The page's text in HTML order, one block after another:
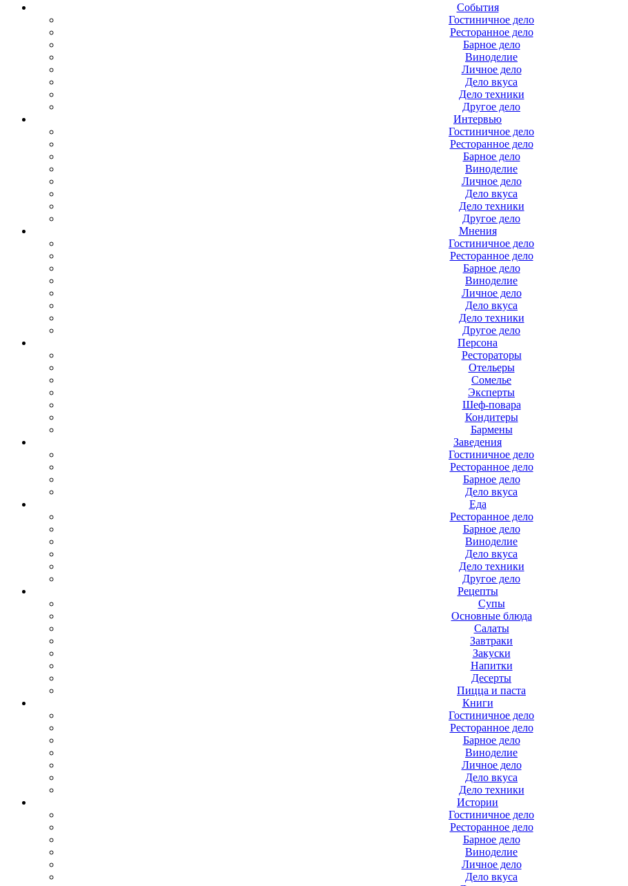
События
Гостиничное дело
Ресторанное дело
Барное дело
Виноделие
Личное дело
Дело вкуса
Дело техники
Другое дело
Интервью
Гостиничное дело
Ресторанное дело
Барное дело
Виноделие
Личное дело
Дело вкуса
Дело техники
Другое дело
Мнения
Гостиничное дело
Ресторанное дело
Барное дело
Виноделие
Личное дело
Дело вкуса
Дело техники
Другое дело
Персона
Рестораторы
Отельеры
Сомелье
Эксперты
Шеф-повара
Кондитеры
Бармены
Заведения
Гостиничное дело
Ресторанное дело
Барное дело
Дело вкуса
Еда
Ресторанное дело
Барное дело
Виноделие
Дело вкуса
Дело техники
Другое дело
Рецепты
Супы
Основные блюда
Салаты
Завтраки
Закуски
Напитки
Десерты
Пицца и паста
Книги
Гостиничное дело
Ресторанное дело
Барное дело
Виноделие
Личное дело
Дело вкуса
Дело техники
Истории
Гостиничное дело
Ресторанное дело
Барное дело
Виноделие
Личное дело
Дело вкуса